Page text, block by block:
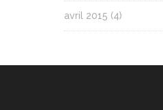
avril 2015 (4)